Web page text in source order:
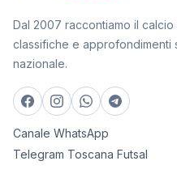
Dal 2007 raccontiamo il calcio
classifiche e approfondimenti
nazionale.
Canale WhatsApp
Telegram Toscana Futsal